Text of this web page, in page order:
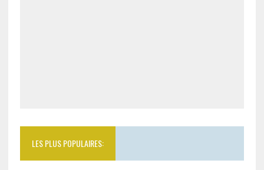
LES PLUS POPULAIRES: